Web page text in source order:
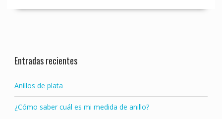
Entradas recientes
Anillos de plata
¿Cómo saber cuál es mi medida de anillo?